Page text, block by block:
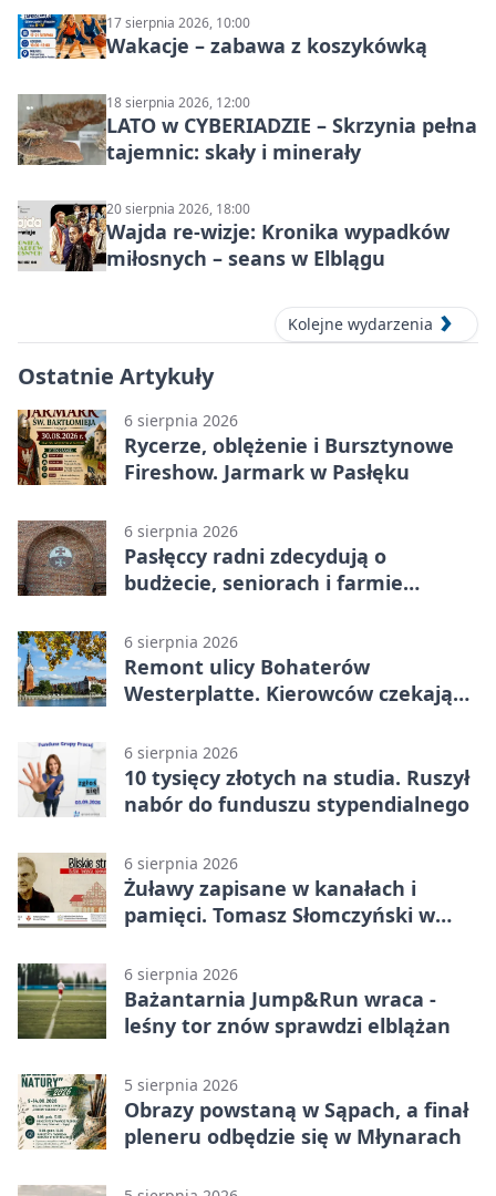
17 sierpnia 2026, 10:00
Wakacje – zabawa z koszykówką
18 sierpnia 2026, 12:00
LATO w CYBERIADZIE – Skrzynia pełna
tajemnic: skały i minerały
20 sierpnia 2026, 18:00
Wajda re-wizje: Kronika wypadków
miłosnych – seans w Elblągu
Kolejne wydarzenia
Ostatnie Artykuły
6 sierpnia 2026
Rycerze, oblężenie i Bursztynowe
Fireshow. Jarmark w Pasłęku
6 sierpnia 2026
Pasłęccy radni zdecydują o
budżecie, seniorach i farmie
6 sierpnia 2026
Remont ulicy Bohaterów
Westerplatte. Kierowców czekają
6 sierpnia 2026
10 tysięcy złotych na studia. Ruszył
nabór do funduszu stypendialnego
6 sierpnia 2026
Żuławy zapisane w kanałach i
pamięci. Tomasz Słomczyński w
6 sierpnia 2026
Bażantarnia Jump&Run wraca -
leśny tor znów sprawdzi elblążan
5 sierpnia 2026
Obrazy powstaną w Sąpach, a finał
pleneru odbędzie się w Młynarach